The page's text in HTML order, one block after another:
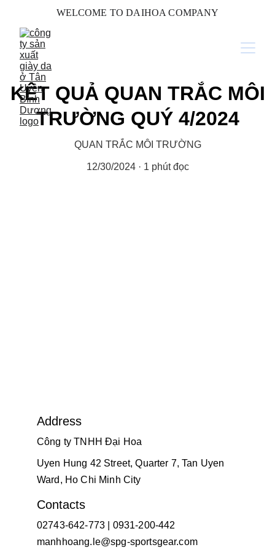
WELCOME TO DAIHOA COMPANY
KÊT QUẢ QUAN TRẮC MÔI
TRƯỜNG QUÝ 4/2024
QUAN TRẮC MÔI TRƯỜNG
12/30/2024 1 phút đọc
Address
Công ty TNHH Đại Hoa
Uyen Hung 42 Street, Quarter 7, Tan Uyen
Ward, Ho Chi Minh City
Contacts
02743-642-773 | 0931-200-442
manhhoang.le@spg-sportsgear.com